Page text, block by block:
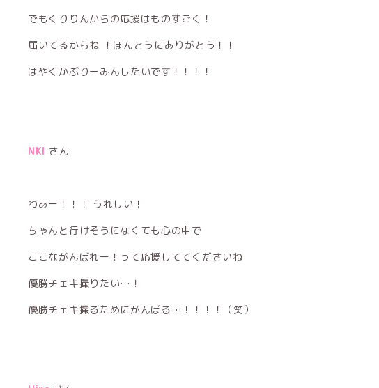
でもくりりんからの応援はものすごく！
届いてるからね ！ほんとうにありがとう！！
はやくかぶりーみんしたいです！！！！
NKI さん
わあー！！！ うれしい！
ちゃんと行けそうになくても心の中で
ここながんばれー！って応援しててくださいね
優勝チェキ撮りたい…！
優勝チェキ撮るためにがんばる…！！！！（笑）